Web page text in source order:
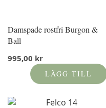
Damspade rostfri Burgon &
Ball
995,00 kr
LÄGG TILL